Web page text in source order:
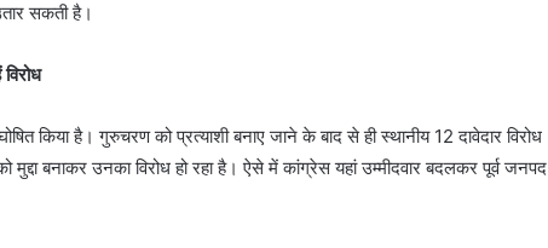
सकती है।
किया है। गुरुचरण को प्रत्याशी बनाए जाने के बाद से ही स्थानीय 12 दावेदार विरोध
बनाकर उनका विरोध हो रहा है। ऐसे में कांग्रेस यहां उम्मीदवार बदलकर पूर्व जनपद